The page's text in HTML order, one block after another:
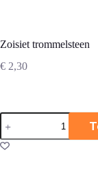
Zoisiet trommelsteen
€ 2,30
Zoisiet
trommelsteen
aantal